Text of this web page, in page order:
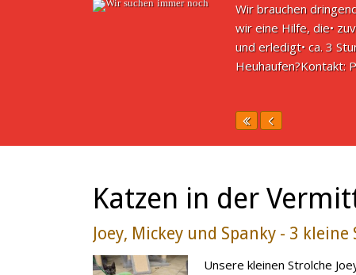
Wir brauchen
wir eine Hilfe, die•
und erledigt• ca. 3
Heuhaufen?Kontakt:
Katzen in der
Joey, Mickey und Spanky - 3 kleine
Unsere kleinen Strolche